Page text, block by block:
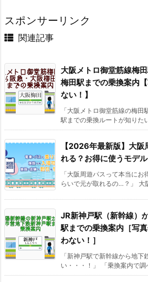
スポンサーリンク
関連記事
大阪メトロ御堂筋線梅
梅田駅までの乗換案内
ない！】
「大阪メトロ御堂筋線の梅田
駅までの乗換ルートが知りた
【2026年最新版】大
れる？お得に使うモデ
「大阪周遊パスって本当にお
らいで元が取れるの…？」 大
JR新神戸駅（新幹線）
駅までの乗換案内［写
わない！］
「新神戸駅で新幹線から地下
い・・・！」 「乗換案内で